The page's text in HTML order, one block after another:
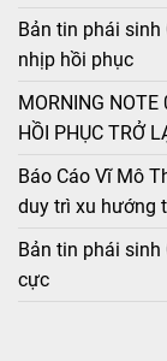
Bản tin phái
nhịp hồi phục
MORNING
HỒI PHỤC TRỞ
Báo Cáo Vĩ Mô
duy trì xu hướng
Bản tin phái
cực